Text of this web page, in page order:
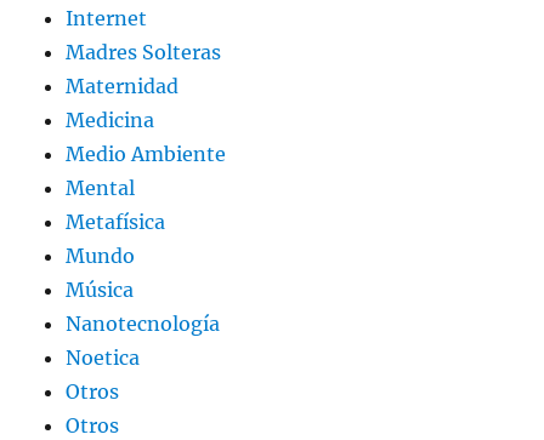
Internet
Madres Solteras
Maternidad
Medicina
Medio Ambiente
Mental
Metafísica
Mundo
Música
Nanotecnología
Noetica
Otros
Otros